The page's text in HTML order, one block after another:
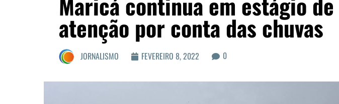
atenção por conta das chuvas
JORNALISMO FEVEREIRO 8, 2022 0